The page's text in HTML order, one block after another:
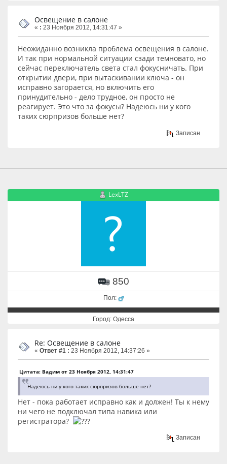
Освещение в салоне
« : 23 Ноября 2012, 14:31:47 »
Неожиданно возникла проблема освещения в салоне.
И так при нормальной ситуации сзади темновато, но
сейчас переключатель света стал фокусничать. При
открытии двери, при вытаскивании ключа - он
исправно загорается, но включить его
принудительно - дело трудное, он просто не
реагирует. Это что за фокусы? Надеюсь ни у кого
таких сюрпризов больше нет?
Записан
LexLTZ
850
Пол:
Город: Одесса
Re: Освещение в салоне
« Ответ #1 : 23 Ноября 2012, 14:37:26 »
Цитата: Вадим от 23 Ноября 2012, 14:31:47
Надеюсь ни у кого таких сюрпризов больше нет?
Нет - пока работает исправно как и должен! Ты к нему
ни чего не подключал типа навика или
регистратора?
Записан